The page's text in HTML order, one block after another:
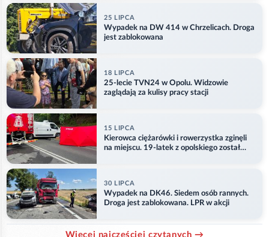
25 LIPCA
Wypadek na DW 414 w Chrzelicach. Droga
jest zablokowana
18 LIPCA
25-lecie TVN24 w Opolu. Widzowie
zaglądają za kulisy pracy stacji
15 LIPCA
Kierowca ciężarówki i rowerzystka zginęli
na miejscu. 19-latek z opolskiego został
30 LIPCA
Wypadek na DK46. Siedem osób rannych.
Droga jest zablokowana. LPR w akcji
Więcej najczęściej czytanych →